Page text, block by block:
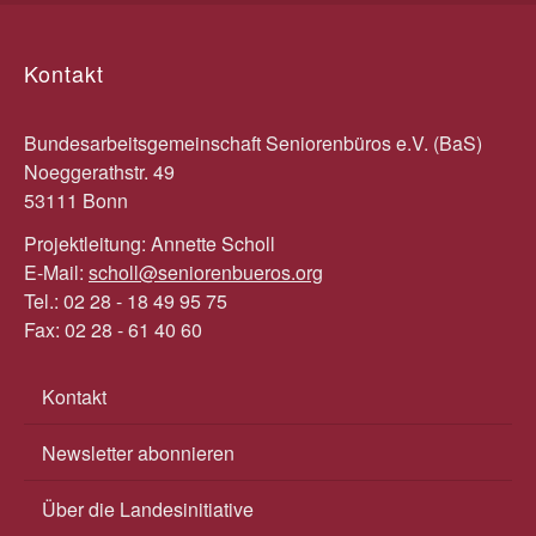
Kontakt
Bundesarbeitsgemeinschaft Seniorenbüros e.V. (BaS)
Noeggerathstr. 49
53111 Bonn
Projektleitung: Annette Scholl
E-Mail: scholl@seniorenbueros.org
Tel.: 02 28 - 18 49 95 75
Fax: 02 28 - 61 40 60
Kontakt
Newsletter abonnieren
Über die Landesinitiative